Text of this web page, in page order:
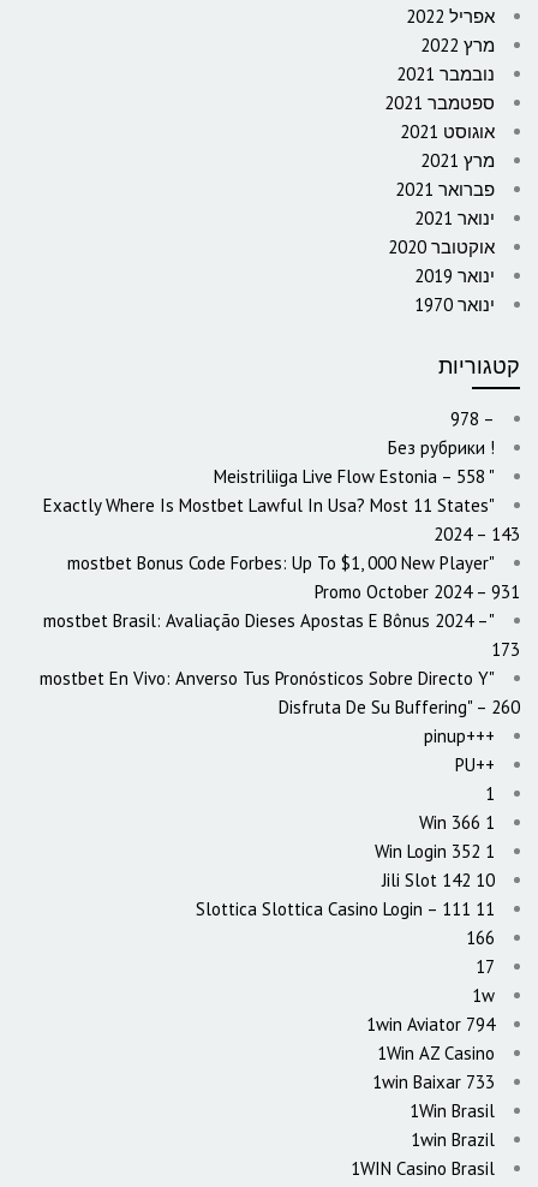
אפריל 2022
מרץ 2022
נובמבר 2021
ספטמבר 2021
אוגוסט 2021
מרץ 2021
פברואר 2021
ינואר 2021
אוקטובר 2020
ינואר 2019
ינואר 1970
קטגוריות
– 978
! Без рубрики
"️ Meistriliiga Live Flow Estonia – 558
"Exactly Where Is Mostbet Lawful In Usa? Most 11 States
2024 – 143
"mostbet Bonus Code Forbes: Up To $1, 000 New Player
Promo October 2024 – 931
"mostbet Brasil: Avaliação Dieses Apostas E Bônus 2024 –
173
"mostbet En Vivo: Anverso Tus Pronósticos Sobre Directo Y
Disfruta De Su Buffering" – 260
+++pinup
++PU
1
1 Win 366
1 Win Login 352
10 Jili Slot 142
11 Slottica Slottica Casino Login – 111
166
17
1w
1win Aviator 794
1Win AZ Casino
1win Baixar 733
1Win Brasil
1win Brazil
1WIN Casino Brasil